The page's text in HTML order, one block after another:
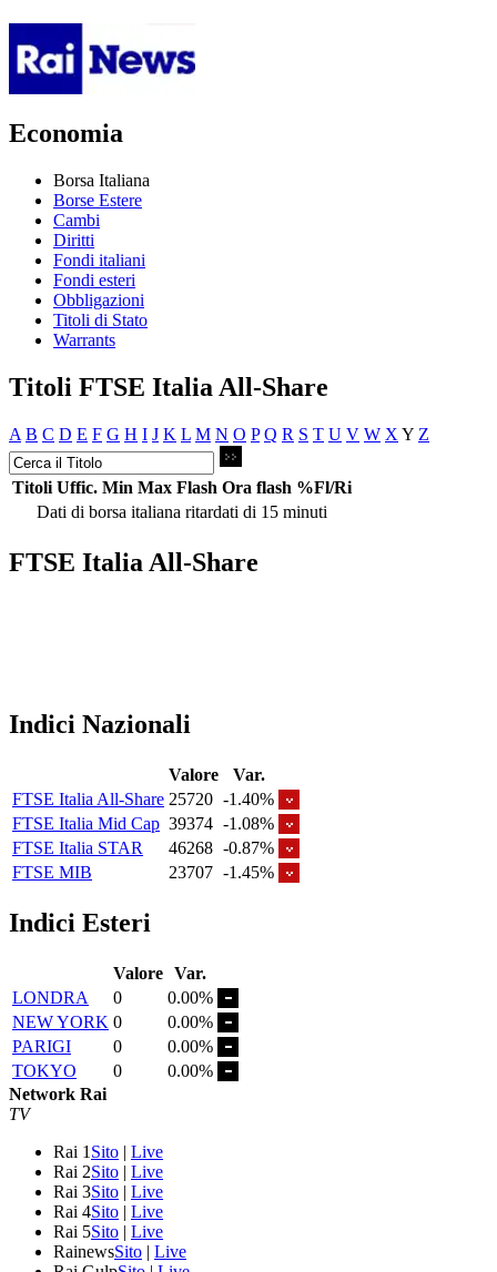
Economia
Borsa Italiana
Borse Estere
Cambi
Diritti
Fondi italiani
Fondi esteri
Obbligazioni
Titoli di Stato
Warrants
Titoli FTSE Italia All-Share
A B C D E F G H I J K L M N O P Q R S T U V W X Y Z
Titoli Uffic. Min Max Flash Ora flash %Fl/Ri
Dati di borsa italiana ritardati di 15 minuti
FTSE Italia All-Share
Indici Nazionali
Valore
Var.
FTSE Italia All-Share 25720 -1.40%
FTSE Italia Mid Cap 39374 -1.08%
FTSE Italia STAR
46268 -0.87%
FTSE MIB
23707 -1.45%
Indici Esteri
Valore Var.
LONDRA
0
0.00%
NEW YORK 0
0.00%
PARIGI
0
0.00%
TOKYO
0
0.00%
Network Rai
TV
Rai 1 Sito | Live
Rai 2Sito | Live
Rai 3Sito | Live
Rai 4Sito | Live
Rai 5Sito | Live
RainewsSito | Live